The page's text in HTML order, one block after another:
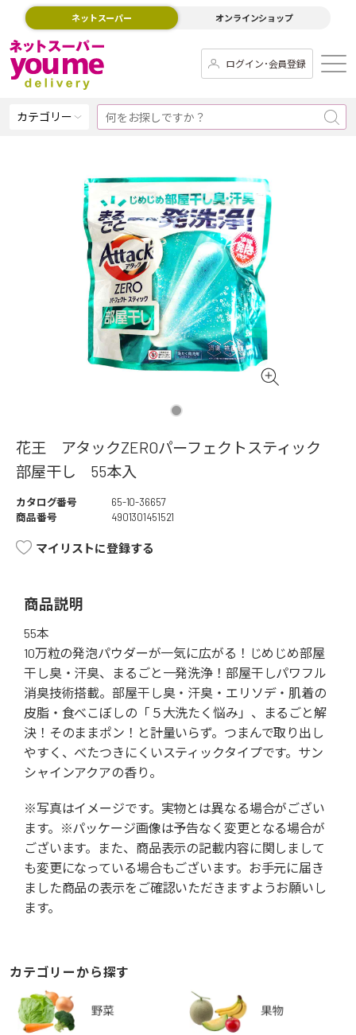
ネットスーパー オンラインショップ
ログイン･会員登録
カテゴリー
花王 アタックZEROパーフェクトスティック
部屋干し 55本入
カタログ番号
65-10-36657
商品番号
4901301451521
マイリストに登録する
商品説明
55本
10万粒の発泡パウダーが一気に広がる！じめじめ部屋
干し臭・汗臭、まるごと一発洗浄！部屋干しパワフル
消臭技術搭載。部屋干し臭・汗臭・エリソデ・肌着の
皮脂・食べこぼしの「５大洗たく悩み」、まるごと解
決！そのままポン！と計量いらず。つまんで取り出し
やすく、べたつきにくいスティックタイプです。サン
シャインアクアの香り。
※写真はイメージです。実物とは異なる場合がござい
ます。※パッケージ画像は予告なく変更となる場合が
ございます。また、商品表示の記載内容に関しまして
も変更になっている場合もございます。お手元に届き
ました商品の表示をご確認いただきますようお願いし
ます。
カテゴリーから探す